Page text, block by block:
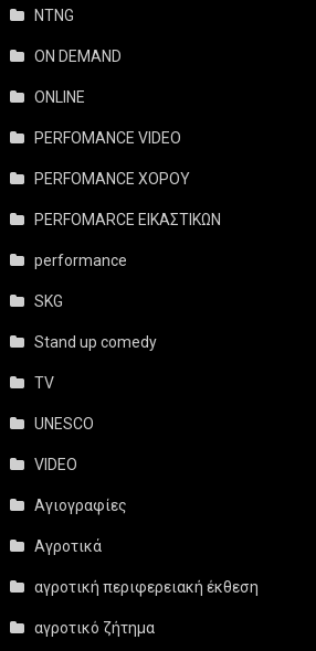
NTNG
ON DEMAND
ONLINE
PERFOMANCE VIDEO
PERFOMANCE ΧΟΡΟΥ
PERFOMARCE ΕΙΚΑΣΤΙΚΩΝ
performance
SKG
Stand up comedy
TV
UNESCO
VIDEO
Αγιογραφίες
Αγροτικά
αγροτική περιφερειακή έκθεση
αγροτικό ζήτημα